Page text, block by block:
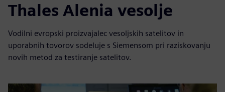
Thales Alenia vesolje
Vodilni evropski proizvajalec vesoljskih satelitov in
uporabnih tovorov sodeluje s Siemensom pri raziskovanju
novih metod za testiranje satelitov.